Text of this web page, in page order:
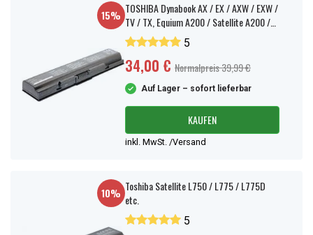
15% TOSHIBA Dynabook AX / EX / AXW / EXW /
TV / TX, Equium A200 / Satellite A200 /
L500
5
34,00 € Normalpreis 39,99 €
Auf Lager – sofort lieferbar
KAUFEN
inkl. MwSt. /Versand
10% Toshiba Satellite L750 / L775 / L775D
etc.
5